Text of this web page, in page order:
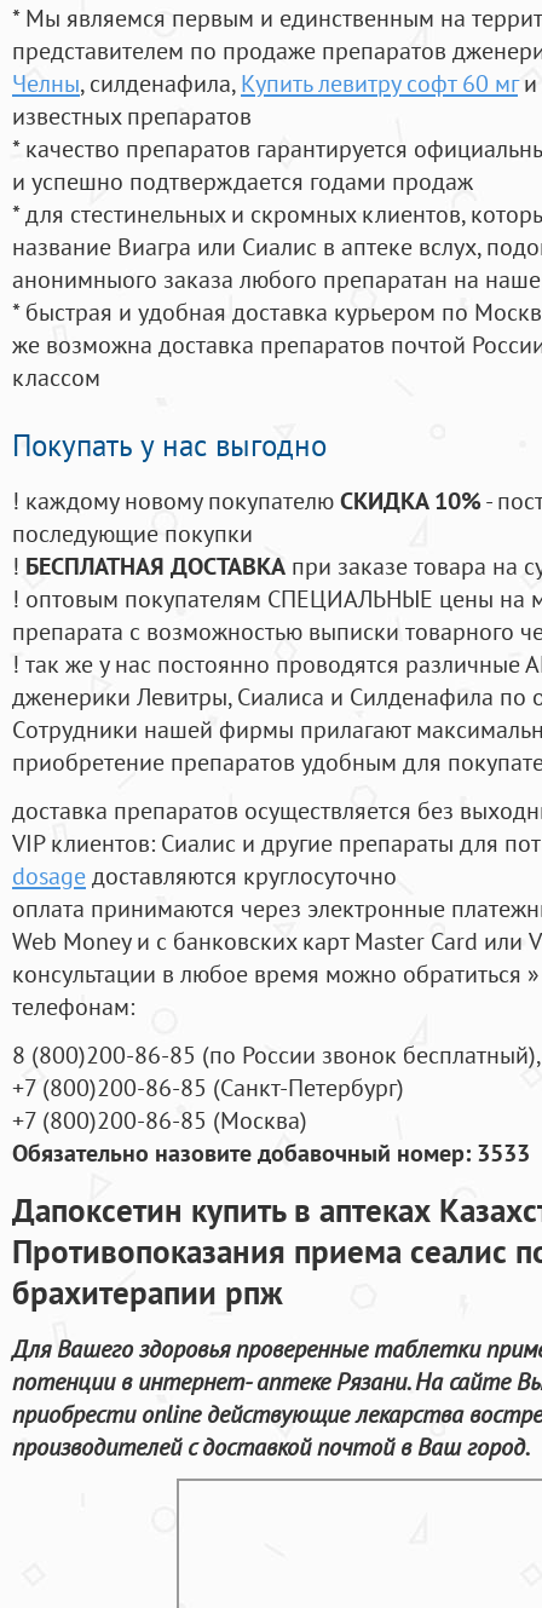
* Мы являемся первым и единственным на
представителем по продаже препаратов
Челны, силденафила, Купить левитру софт 60 мги
известных препаратов
* качество препаратов гарантируется
и успешно подтверждается годами продаж
* для стестинельных и скромных клиентов,
название Виагра или Сиалис в аптеке вслух,
анонимныого заказа любого препаратан на
* быстрая и удобная доставка курьером по
же возможна доставка препаратов почтой
классом
Покупать у нас выгодно
! каждому новому покупателюСКИДКА 10%-
последующие покупки
! БЕСПЛАТНАЯ ДОСТАВКА при заказе товара на
! оптовым покупателям СПЕЦИАЛЬНЫЕ цены на
препарата с возможностью выписки товарного
! так же у нас постоянно проводятся
дженерики Левитры, Сиалиса и Силденафила по
Cотрудники нашей фирмы прилагают
приобретение препаратов удобным для
доставка препаратов осуществляется без
VIP клиентов: Сиалис и другие препараты для
dosageдоставляются круглосуточно
оплата принимаются через электронные
Web Money и с банковских карт Master Card или
консультации в любое время можно обратиться
телефонам:
8 (800)200-86-85 (по России звонок бесплатный),
+7 (800)200-86-85 (Санкт-Петербург)
+7 (800)200-86-85 (Москва)
Обязательно назовите добавочный номер: 3533
Дапоксетин купить в аптеках
Противопоказания приема сеалис
брахитерапии рпж
Для Вашего здоровья проверенные таблетки
потенции в интернет- аптеке Рязани. На сайте
приобрести online действующие лекарства
производителей с доставкой почтой в Ваш город.